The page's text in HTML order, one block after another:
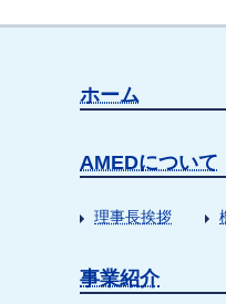
ホーム
AMEDについて
理事長挨拶
事業紹介